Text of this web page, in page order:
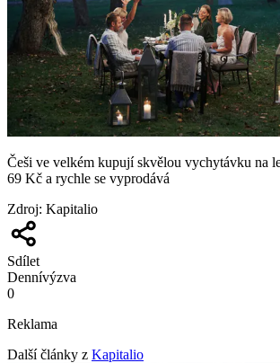
Češi ve velkém kupují skvělou vychytávku na
69 Kč a rychle se vyprodává
Zdroj: Kapitalio
Sdílet
Dennívýzva
0
Reklama
Další články z Kapitalio